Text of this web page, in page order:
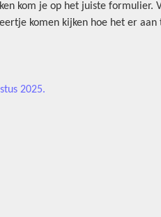
kom je op het juiste formulier.
komen kijken hoe het er
2025.